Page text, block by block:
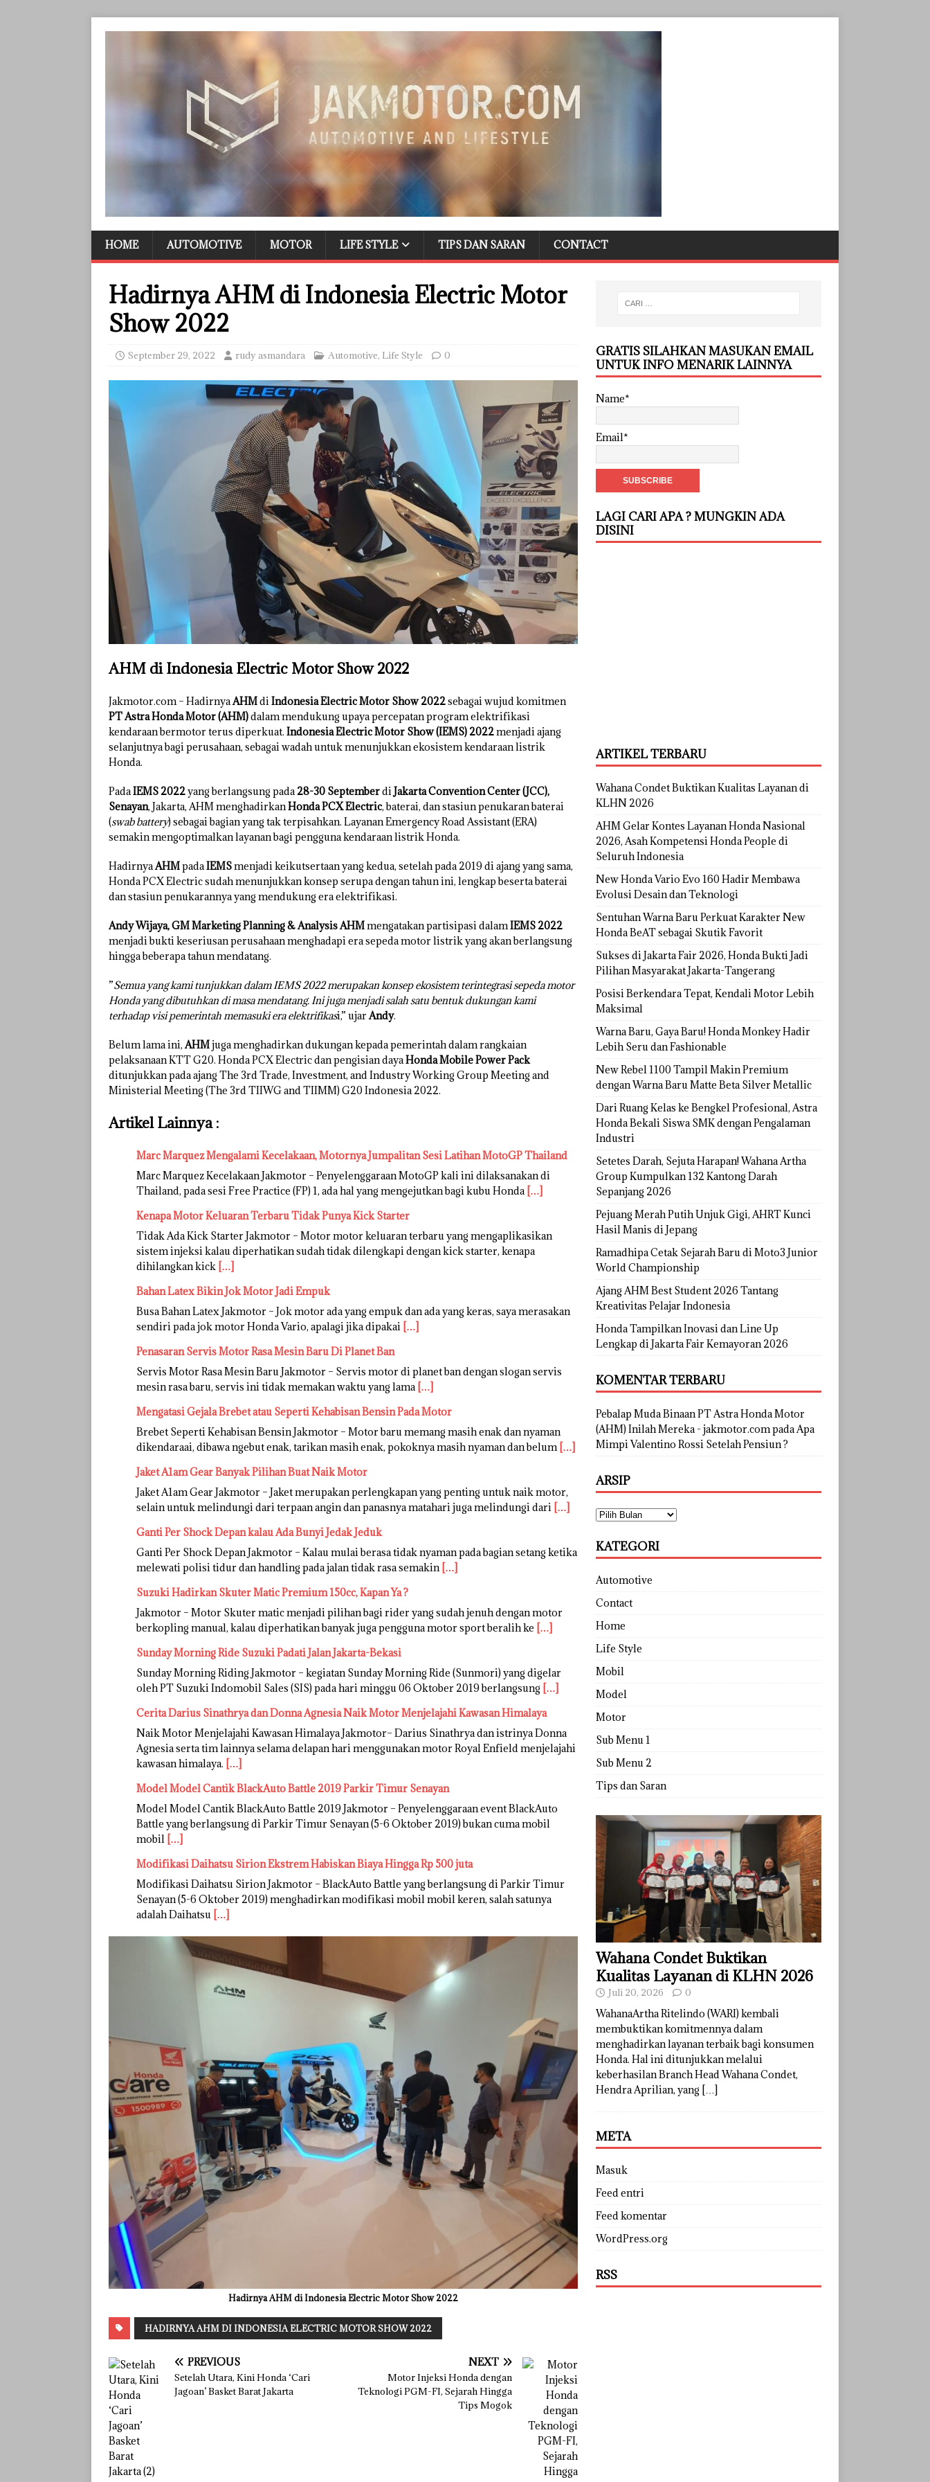
HOME AUTOMOTIVE MOTOR LIFE STYLE TIPS DAN SARAN CONTACT
Hadirnya AHM di Indonesia Electric Motor
Show 2022
September 29, 2022 rudy asmandara Automotive, Life Style 0
AHM di Indonesia Electric Motor Show 2022
Jakmotor.com – HadirnyaAHMdiIndonesia Electric Motor Show 2022sebagai wujud komitmen
PT Astra Honda Motor (AHM)dalam mendukung upaya percepatan program elektrifikasi
kendaraan bermotor terus diperkuat. Indonesia Electric Motor Show (IEMS) 2022menjadi ajang
selanjutnya bagi perusahaan, sebagai wadah untuk menunjukkan ekosistem kendaraan listrik
Honda.
PadaIEMS 2022yang berlangsung pada28-30 SeptemberdiJakarta Convention Center (JCC),
Senayan, Jakarta, AHM menghadirkanHonda PCX Electric, baterai, dan stasiun penukaran baterai
(swab battery) sebagai bagian yang tak terpisahkan. Layanan Emergency Road Assistant (ERA)
semakin mengoptimalkan layanan bagi pengguna kendaraan listrik Honda.
HadirnyaAHMpadaIEMSmenjadi keikutsertaan yang kedua, setelah pada 2019 di ajang yang sama,
Honda PCX Electric sudah menunjukkan konsep serupa dengan tahun ini, lengkap beserta baterai
dan stasiun penukarannya yang mendukung era elektrifikasi.
Andy Wijaya, GM Marketing Planning & Analysis AHMmengatakan partisipasi dalamIEMS 2022
menjadi bukti keseriusan perusahaan menghadapi era sepeda motor listrik yang akan berlangsung
hingga beberapa tahun mendatang.
”Semua yang kami tunjukkan dalam IEMS 2022 merupakan konsep ekosistem terintegrasi sepeda motor
Honda yang dibutuhkan di masa mendatang. Ini juga menjadi salah satu bentuk dukungan kami
terhadap visi pemerintah memasuki era elektrifikasi,” ujarAndy.
Belum lama ini,AHMjuga menghadirkan dukungan kepada pemerintah dalam rangkaian
pelaksanaan KTT G20. Honda PCX Electric dan pengisian dayaHonda Mobile Power Pack
ditunjukkan pada ajang The 3rd Trade, Investment, and Industry Working Group Meeting and
Ministerial Meeting (The 3rd TIIWG and TIIMM) G20 Indonesia 2022.
Artikel Lainnya :
Marc Marquez Mengalami Kecelakaan, Motornya Jumpalitan Sesi Latihan MotoGP Thailand
Marc Marquez Kecelakaan Jakmotor – Penyelenggaraan MotoGP kali ini dilaksanakan di
Thailand, pada sesi Free Practice (FP) 1, ada hal yang mengejutkan bagi kubu Honda […]
Kenapa Motor Keluaran Terbaru Tidak Punya Kick Starter
Tidak Ada Kick Starter Jakmotor – Motor motor keluaran terbaru yang mengaplikasikan
sistem injeksi kalau diperhatikan sudah tidak dilengkapi dengan kick starter, kenapa
dihilangkan kick […]
Bahan Latex Bikin Jok Motor Jadi Empuk
Busa Bahan Latex Jakmotor – Jok motor ada yang empuk dan ada yang keras, saya merasakan
sendiri pada jok motor Honda Vario, apalagi jika dipakai […]
Penasaran Servis Motor Rasa Mesin Baru Di Planet Ban
Servis Motor Rasa Mesin Baru Jakmotor – Servis motor di planet ban dengan slogan servis
mesin rasa baru, servis ini tidak memakan waktu yang lama […]
Mengatasi Gejala Brebet atau Seperti Kehabisan Bensin Pada Motor
Brebet Seperti Kehabisan Bensin Jakmotor – Motor baru memang masih enak dan nyaman
dikendaraai, dibawa ngebut enak, tarikan masih enak, pokoknya masih nyaman dan belum […]
Jaket A1am Gear Banyak Pilihan Buat Naik Motor
Jaket A1am Gear Jakmotor – Jaket merupakan perlengkapan yang penting untuk naik motor,
selain untuk melindungi dari terpaan angin dan panasnya matahari juga melindungi dari […]
Ganti Per Shock Depan kalau Ada Bunyi Jedak Jeduk
Ganti Per Shock Depan Jakmotor – Kalau mulai berasa tidak nyaman pada bagian setang ketika
melewati polisi tidur dan handling pada jalan tidak rasa semakin […]
Suzuki Hadirkan Skuter Matic Premium 150cc, Kapan Ya ?
Jakmotor – Motor Skuter matic menjadi pilihan bagi rider yang sudah jenuh dengan motor
berkopling manual, kalau diperhatikan banyak juga pengguna motor sport beralih ke […]
Sunday Morning Ride Suzuki Padati Jalan Jakarta-Bekasi
Sunday Morning Riding Jakmotor – kegiatan Sunday Morning Ride (Sunmori) yang digelar
oleh PT Suzuki Indomobil Sales (SIS) pada hari minggu 06 Oktober 2019 berlangsung […]
Cerita Darius Sinathrya dan Donna Agnesia Naik Motor Menjelajahi Kawasan Himalaya
Naik Motor Menjelajahi Kawasan Himalaya Jakmotor– Darius Sinathrya dan istrinya Donna
Agnesia serta tim lainnya selama delapan hari menggunakan motor Royal Enfield menjelajahi
kawasan himalaya. […]
Model Model Cantik BlackAuto Battle 2019 Parkir Timur Senayan
Model Model Cantik BlackAuto Battle 2019 Jakmotor – Penyelenggaraan event BlackAuto
Battle yang berlangsung di Parkir Timur Senayan (5-6 Oktober 2019) bukan cuma mobil
mobil […]
Modifikasi Daihatsu Sirion Ekstrem Habiskan Biaya Hingga Rp 500 juta
Modifikasi Daihatsu Sirion Jakmotor – BlackAuto Battle yang berlangsung di Parkir Timur
Senayan (5-6 Oktober 2019) menghadirkan modifikasi mobil mobil keren, salah satunya
adalah Daihatsu […]
Hadirnya AHM di Indonesia Electric Motor Show 2022
HADIRNYA AHM DI INDONESIA ELECTRIC MOTOR SHOW 2022
PREVIOUS
Setelah Utara, Kini Honda ‘Cari
Jagoan’ Basket Barat Jakarta
NEXT
Motor Injeksi Honda dengan
Teknologi PGM-FI, Sejarah Hingga
Tips Mogok
GRATIS SILAHKAN MASUKAN EMAIL
UNTUK INFO MENARIK LAINNYA
Name*
Email*
LAGI CARI APA ? MUNGKIN ADA
DISINI
ARTIKEL TERBARU
Wahana Condet Buktikan Kualitas Layanan di
KLHN 2026
AHM Gelar Kontes Layanan Honda Nasional
2026, Asah Kompetensi Honda People di
Seluruh Indonesia
New Honda Vario Evo 160 Hadir Membawa
Evolusi Desain dan Teknologi
Sentuhan Warna Baru Perkuat Karakter New
Honda BeAT sebagai Skutik Favorit
Sukses di Jakarta Fair 2026, Honda Bukti Jadi
Pilihan Masyarakat Jakarta-Tangerang
Posisi Berkendara Tepat, Kendali Motor Lebih
Maksimal
Warna Baru, Gaya Baru! Honda Monkey Hadir
Lebih Seru dan Fashionable
New Rebel 1100 Tampil Makin Premium
dengan Warna Baru Matte Beta Silver Metallic
Dari Ruang Kelas ke Bengkel Profesional, Astra
Honda Bekali Siswa SMK dengan Pengalaman
Industri
Setetes Darah, Sejuta Harapan! Wahana Artha
Group Kumpulkan 132 Kantong Darah
Sepanjang 2026
Pejuang Merah Putih Unjuk Gigi, AHRT Kunci
Hasil Manis di Jepang
Ramadhipa Cetak Sejarah Baru di Moto3 Junior
World Championship
Ajang AHM Best Student 2026 Tantang
Kreativitas Pelajar Indonesia
Honda Tampilkan Inovasi dan Line Up
Lengkap di Jakarta Fair Kemayoran 2026
KOMENTAR TERBARU
Pebalap Muda Binaan PT Astra Honda Motor
(AHM) Inilah Mereka - jakmotor.compadaApa
Mimpi Valentino Rossi Setelah Pensiun ?
ARSIP
KATEGORI
Automotive
Contact
Home
Life Style
Mobil
Model
Motor
Sub Menu 1
Sub Menu 2
Tips dan Saran
Wahana Condet Buktikan
Kualitas Layanan di KLHN 2026
Juli 20, 2026 0
WahanaArtha Ritelindo (WARI) kembali
membuktikan komitmennya dalam
menghadirkan layanan terbaik bagi konsumen
Honda. Hal ini ditunjukkan melalui
keberhasilan Branch Head Wahana Condet,
Hendra Aprilian, yang […]
META
Masuk
Feed entri
Feed komentar
WordPress.org
RSS